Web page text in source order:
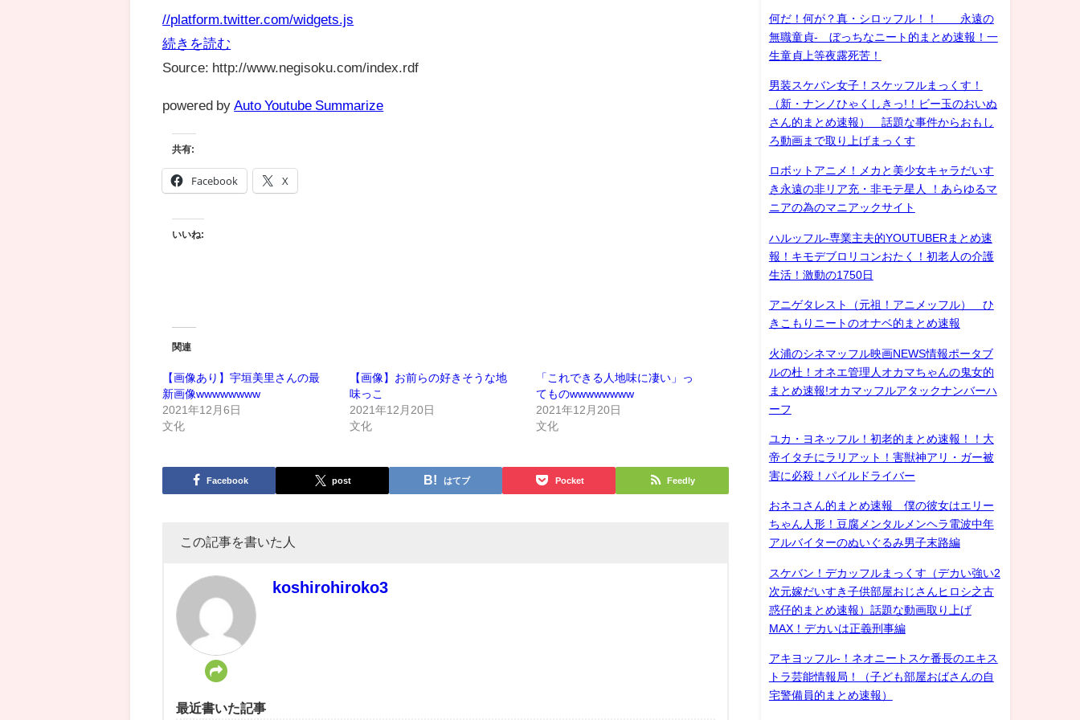
//platform.twitter.com/widgets.js
続きを読む
Source: http://www.negisoku.com/index.rdf
powered by Auto Youtube Summarize
共有:
Facebook X
いいね:
関連
【画像あり】宇垣美里さんの最
新画像wwwwwwww
2021年12月6日
文化
【画像】お前らの好きそうな地
味っこ
2021年12月20日
文化
「これできる人地味に凄い」っ
てものwwwwwwww
2021年12月20日
文化
Facebook post はてブ Pocket Feedly
この記事を書いた人
koshirohiroko3
最近書いた記事
何だ！何が？真・シロッフル！！ 永遠の
無職童貞- ぼっちなニート的まとめ速報！一
生童貞上等夜露死苦！
男装スケバン女子！スケッフルまっくす！
（新・ナンノひゃくしきっ!！ビー玉のおいぬ
さん的まとめ速報） 話題な事件からおもし
ろ動画まで取り上げまっくす
ロボットアニメ！メカと美少女キャラだいす
き永遠の非リア充・非モテ星人 ！あらゆるマ
ニアの為のマニアックサイト
ハルッフル-専業主夫的YOUTUBERまとめ速
報！キモデブロリコンおたく！初老人の介護
生活！激動の1750日
アニゲタレスト（元祖！アニメッフル） ひ
きこもりニートのオナベ的まとめ速報
火浦のシネマッフル映画NEWS情報ポータブ
ルの杜！オネエ管理人オカマちゃんの鬼女的
まとめ速報!オカマッフルアタックナンバーハ
ーフ
ユカ・ヨネッフル！初老的まとめ速報！！大
帝イタチにラリアット！害獣神アリ・ガー被
害に必殺！パイルドライバー
おネコさん的まとめ速報 僕の彼女はエリー
ちゃん人形！豆腐メンタルメンヘラ電波中年
アルバイターのぬいぐるみ男子末路編
スケバン！デカッフルまっくす（デカい強い2
次元嫁だいすき子供部屋おじさんヒロシ之古
惑仔的まとめ速報）話題な動画取り上げ
MAX！デカいは正義刑事編
アキヨッフル-！ネオニートスケ番長のエキス
トラ芸能情報局！（子ども部屋おばさんの自
宅警備員的まとめ速報）